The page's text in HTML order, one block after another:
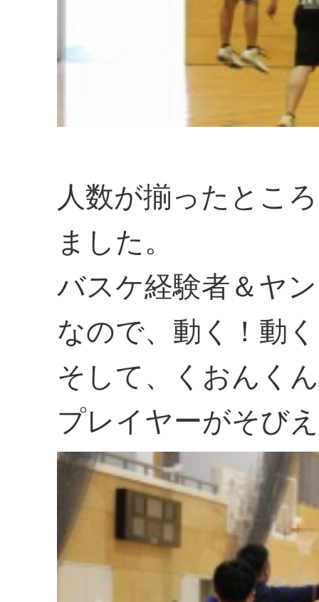
人数が揃ったとこ
ました。
バスケ経験者＆ヤ
なので、動く！動
そして、くおんく
プレイヤーがそび